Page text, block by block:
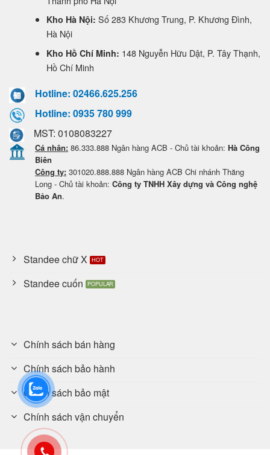
Kho Hà Nội: Số 283 Khương Trung, P. Khương Đình,
Hà Nội
Kho Hồ Chí Minh: 148 Nguyễn Hữu Dật, P. Tây Thạnh,
Hồ Chí Minh
Hotline: 02466.625.256
Hotline: 0935 780 999
MST: 0108083227
Cá nhân: 86.333.888 Ngân hàng ACB - Chủ tài khoản: Hà Công
Biên
Công ty: 301020.888.888 Ngân hàng ACB Chi nhánh Thăng
Long - Chủ tài khoản: Công ty TNHH Xây dựng và Công nghệ
Bảo An.
Standee chữ X
Standee cuốn
Chính sách bán hàng
Chính sách bảo hành
Chính sách bảo mật
Chính sách vận chuyển